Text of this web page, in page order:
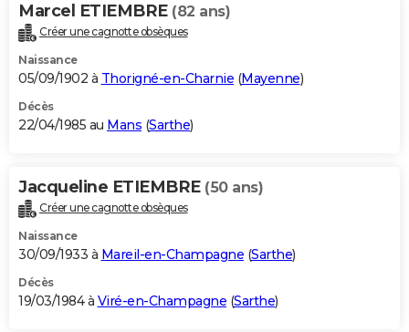
Marcel ETIEMBRE (82 ans)
Créer une cagnotte obsèques
Naissance
05/09/1902 à Thorigné-en-Charnie (Mayenne)
Décès
22/04/1985 au Mans (Sarthe)
Jacqueline ETIEMBRE (50 ans)
Créer une cagnotte obsèques
Naissance
30/09/1933 à Mareil-en-Champagne (Sarthe)
Décès
19/03/1984 à Viré-en-Champagne (Sarthe)